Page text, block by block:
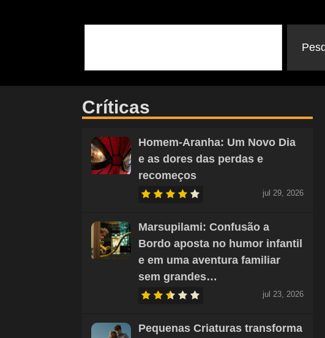
Críticas
Homem-Aranha: Um Novo Dia
e as dores das perdas e
recomeços
jul 29, 2026
Marsupilami: Confusão a
Bordo aposta no humor infantil
e em uma aventura familiar
sem grandes…
jul 23, 2026
Pequenas Criaturas transforma